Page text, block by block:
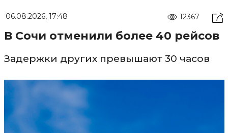
06.08.2026, 17:48 12367
В Сочи отменили более 40 рейсов
Задержки других превышают 30 часов